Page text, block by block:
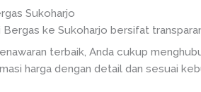
Sukoharjo
Bergas ke Sukoharjo bersifat
terbaik, Anda cukup
harga dengan detail dan sesuai